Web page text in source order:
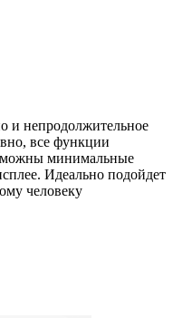
и непродолжительное
все функции
минимальные
Идеально подойдет
человеку